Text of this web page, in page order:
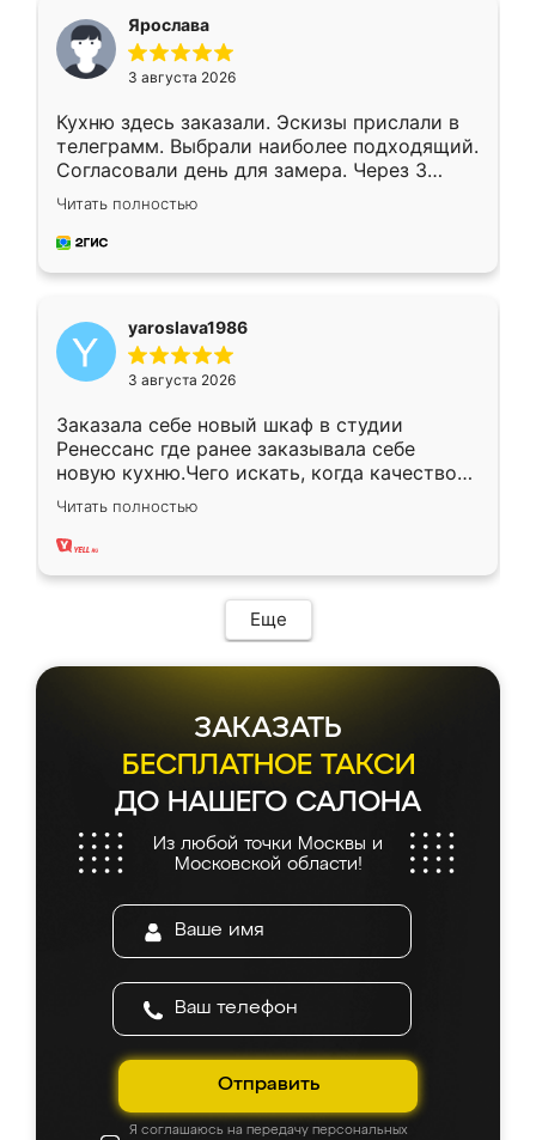
Ярослава
3 августа 2026
Кухню здесь заказали. Эскизы прислали в
телеграмм. Выбрали наиболее подходящий.
Согласовали день для замера. Через 3
недели кухня была уже готова. Остались
довольны работой. Спасибо Ренессанс
мебель за качественную работу!
Читать полностью
yaroslava1986
3 августа 2026
Заказала себе новый шкаф в студии
Ренессанс где ранее заказывала себе
новую кухню.Чего искать, когда качеством
вполне довольна. Служит кухня уже почти
два года, нареканий нет.
Читать полностью
Еще
ЗАКАЗАТЬ
БЕСПЛАТНОЕ ТАКСИ
ДО НАШЕГО САЛОНА
Из любой точки Москвы и
Московской области!
Отправить
Я соглашаюсь на передачу персональных